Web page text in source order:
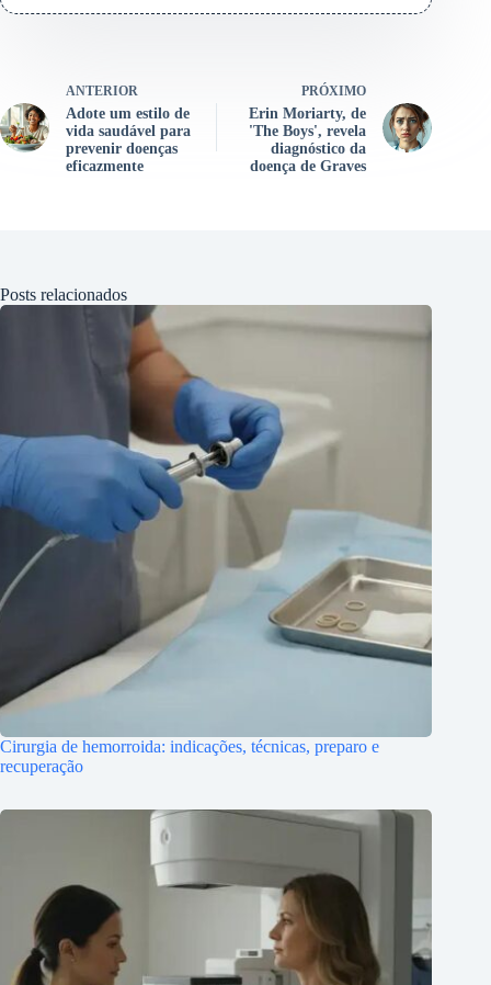
ANTERIOR
Adote um estilo de
vida saudável para
prevenir doenças
eficazmente
PRÓXIMO
Erin Moriarty, de
'The Boys', revela
diagnóstico da
doença de Graves
Posts relacionados
Cirurgia de hemorroida: indicações, técnicas, preparo e
recuperação